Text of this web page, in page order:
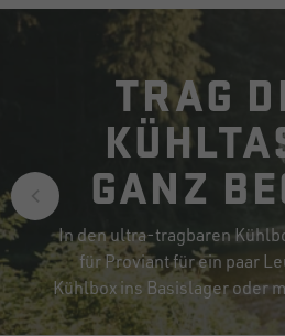
TRAG
GANZ
In den ultra-tragbaren
für Proviant für ein paar
Kühlbox ins Basislager oder